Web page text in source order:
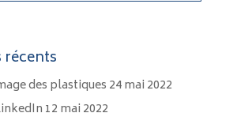
récents
des plastiques24 mai 2022
12 mai 2022